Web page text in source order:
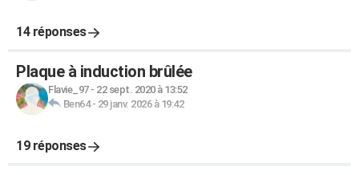
14 réponses
Plaque à induction brûlée
Flavie_97- 22 sept. 2020 à 13:52
Ben64- 29 janv. 2026 à 19:42
19 réponses